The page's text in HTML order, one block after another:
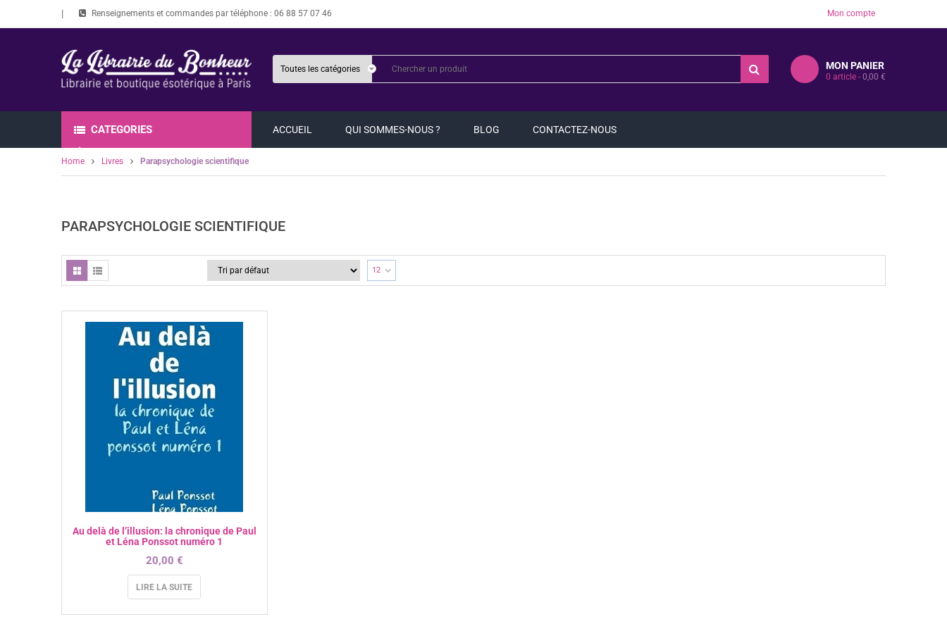
Renseignements et commandes par téléphone : 06 88 57 07 46 Mon compte
MON PANIER
0 article - 0,00 €
CATEGORIES ACCUEIL QUI SOMMES-NOUS ? BLOG CONTACTEZ-NOUS
Home Livres Parapsychologie scientifique
PARAPSYCHOLOGIE SCIENTIFIQUE
12
Au delà de l’illusion: la chronique de Paul
et Léna Ponssot numéro 1
20,00 €
LIRE LA SUITE